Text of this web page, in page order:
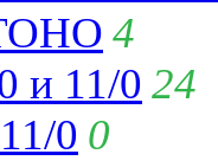
4
и 11/0 24
0 0